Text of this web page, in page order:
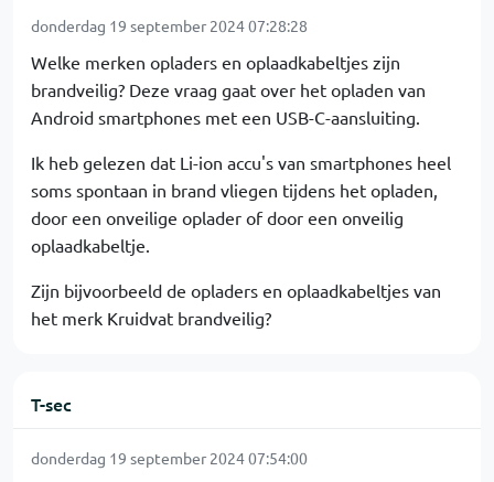
donderdag 19 september 2024 07:28:28
Welke merken opladers en oplaadkabeltjes zijn
brandveilig? Deze vraag gaat over het opladen van
Android smartphones met een USB-C-aansluiting.
Ik heb gelezen dat Li-ion accu's van smartphones heel
soms spontaan in brand vliegen tijdens het opladen,
door een onveilige oplader of door een onveilig
oplaadkabeltje.
Zijn bijvoorbeeld de opladers en oplaadkabeltjes van
het merk Kruidvat brandveilig?
T-sec
donderdag 19 september 2024 07:54:00